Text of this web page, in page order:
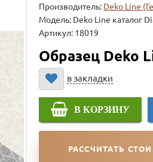
Производитель: Deko Line
Модель: Deko Line каталог
Артикул: 18019
Образец Deko
в закладки
В КОРЗИНУ
РАССЧИТАТЬ